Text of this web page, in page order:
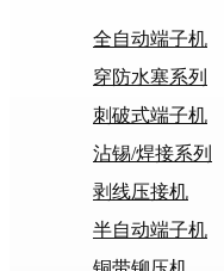
全自动端子机
穿防水塞系列
刺破式端子机
沾锡/焊接系列
剥线压接机
半自动端子机